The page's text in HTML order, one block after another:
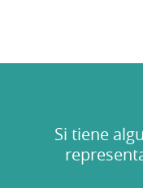
Si tiene